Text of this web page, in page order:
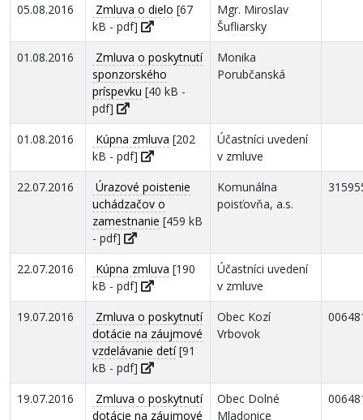
05.08.2016 Zmluva o dielo [67
kB - pdf]
Mgr. Miroslav
Šufliarsky
01.08.2016
Zmluva o poskytnutí
sponzorského
príspevku [40 kB -
pdf]
Monika
Porubčanská
01.08.2016 Kúpna zmluva [202
kB - pdf]
Účastníci uvedení
v zmluve
22.07.2016
Úrazové poistenie
uchádzačov o
zamestnanie [459 kB
- pdf]
Komunálna
poisťovňa, a.s.
22.07.2016 Kúpna zmluva [190
kB - pdf]
Účastníci uvedení
v zmluve
19.07.2016
Zmluva o poskytnutí
dotácie na záujmové
vzdelávanie detí[91
kB - pdf]
Obec Kozí
Vrbovok
19.07.2016
Zmluva o poskytnutí
dotácie na záujmové
Obec Dolné
Mladonice